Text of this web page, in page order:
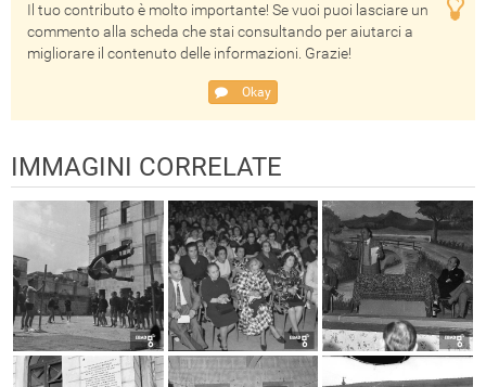
Il tuo contributo è molto importante! Se vuoi puoi lasciare un
commento alla scheda che stai consultando per aiutarci a
migliorare il contenuto delle informazioni. Grazie!
Okay
IMMAGINI CORRELATE